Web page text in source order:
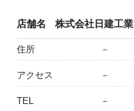
店舗名 株式会社日建工業
住所 －
アクセス －
TEL －